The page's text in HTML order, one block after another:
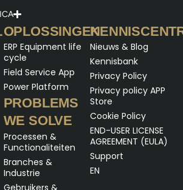
OPLOSSINGEN
ERP Equipment life
cycle
Field Service App
Power Platform
PROBLEMS
WE SOLVE
Processen &
Functionaliteiten
Branches &
Industrie
Nieuws & Blog
Kennisbank
Privacy Policy
Privacy policy APP
Store
Cookie Policy
END-USER LICENSE
AGREEMENT (EULA)
Support
EN